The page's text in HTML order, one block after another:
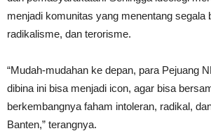
menjadi komunitas yang menentang segala
radikalisme, dan terorisme.
“Mudah-mudahan ke depan, para Pejuang
dibina ini bisa menjadi icon, agar bisa
berkembangnya faham intoleran, radikal,
Banten,” terangnya.